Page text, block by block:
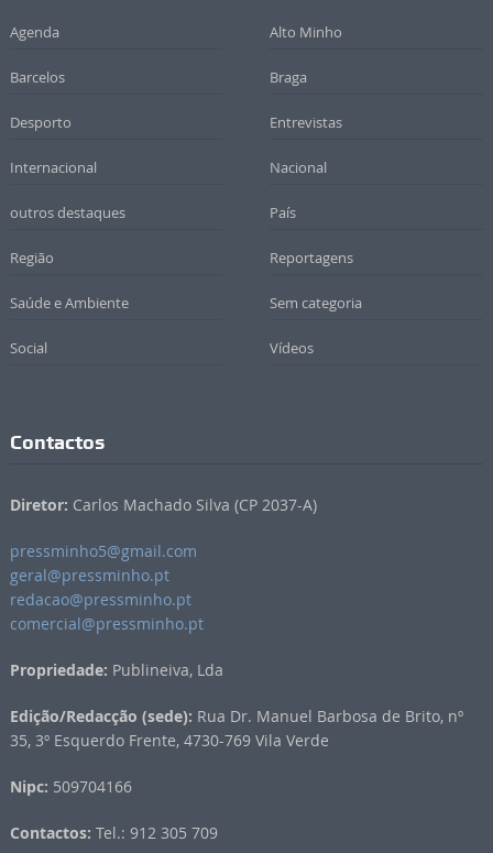
Agenda Alto Minho
Barcelos Braga
Desporto Entrevistas
Internacional Nacional
outros destaques País
Região Reportagens
Saúde e Ambiente Sem categoria
Social Vídeos
Contactos
Diretor: Carlos Machado Silva (CP 2037-A)
pressminho5@gmail.com
geral@pressminho.pt
redacao@pressminho.pt
comercial@pressminho.pt
Propriedade: Publineiva, Lda
Edição/Redacção (sede): Rua Dr. Manuel Barbosa de Brito, nº
35, 3º Esquerdo Frente, 4730-769 Vila Verde
Nipc: 509704166
Contactos: Tel.: 912 305 709